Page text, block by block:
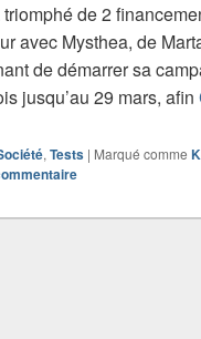
de 2
avec Mysthea, de
de démarrer sa
jusqu’au 29 mars, afin
, Tests | Marqué comme